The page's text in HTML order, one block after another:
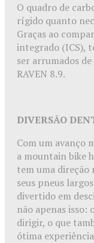
O quadro de
rígido quanto
Graças ao
integrado (ICS),
ser arrumados
RAVEN 8.9.
DIVERSÃO
Com um avanço
a mountain bike
tem uma direção
seus pneus
divertido em
não apenas isso:
dirigir, o que
ótima